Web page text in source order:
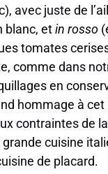
avec juste de
blanc, etin rosso
tomates
comme dans
en
hommage à
contraintes de
cuisine
de placard.